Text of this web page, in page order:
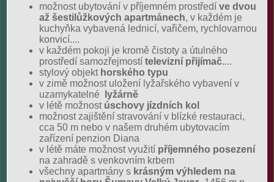
možnost ubytování v příjemném prostředí ve dvou
až šestilůžkových apartmánech, v každém je
kuchyňka vybavená lednicí, vařičem, rychlovarnou
konvicí....
v každém pokoji je kromě čistoty a útulného
prostředí samozřejmostí televizní přijímač....
stylový objekt horského typu
v zimě možnost uložení lyžařského vybavení v
uzamykatelné
lyžárně
v létě možnost úschovy jízdních kol
možnost zajištění stravování v blízké restauraci,
cca 50 m nebo v našem druhém ubytovacím
zařízení penzion Diana
v létě máte možnost využití příjemného posezení
na zahradě s venkovním krbem
všechny apartmány s krásným výhledem na